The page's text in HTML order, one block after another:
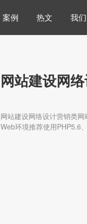
案例 热文 我们
网站建设网
网站建设网络设计营销类
Web环境推荐使用PHP5.6